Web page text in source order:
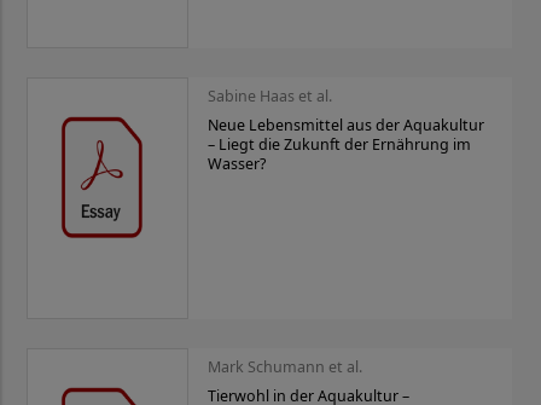
Sabine Haas et al.
Neue Lebensmittel aus der Aquakultur
– Liegt die Zukunft der Ernährung im
Wasser?
Mark Schumann et al.
Tierwohl in der Aquakultur –